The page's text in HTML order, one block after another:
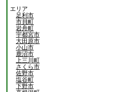
エリア
足利市
市貝町
岩舟町
宇都宮市
大田原市
小山市
鹿沼市
上三川町
さくら市
佐野市
塩谷町
下野市